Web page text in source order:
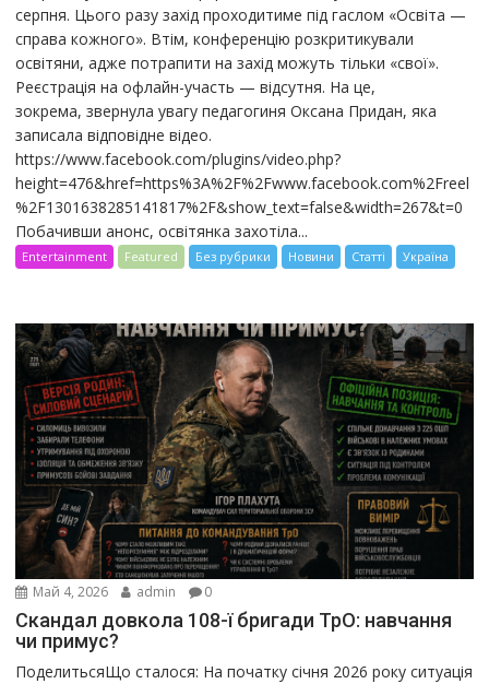
серпня. Цього разу захід проходитиме під гаслом «Освіта —
справа кожного». Втім, конференцію розкритикували
освітяни, адже потрапити на захід можуть тільки «свої».
Реєстрація на офлайн-участь — відсутня. На це,
зокрема, звернула увагу педагогиня Оксана Придан, яка
записала відповідне відео.
https://www.facebook.com/plugins/video.php?
height=476&href=https%3A%2F%2Fwww.facebook.com%2Freel
%2F1301638285141817%2F&show_text=false&width=267&t=0
Побачивши анонс, освітянка захотіла...
Entertainment Featured Без рубрики Новини Статті Україна
Май 4, 2026 admin 0
Скандал довкола 108-ї бригади ТрО: навчання
чи примус?
ПоделитьсяЩо сталося: На початку січня 2026 року ситуація